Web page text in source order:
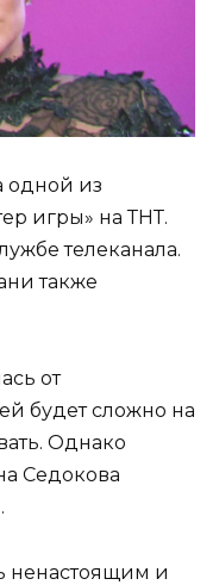
одной из
игры» на ТНТ.
телеканала.
также
от
будет сложно на
Однако
Седокова
ненастоящим и